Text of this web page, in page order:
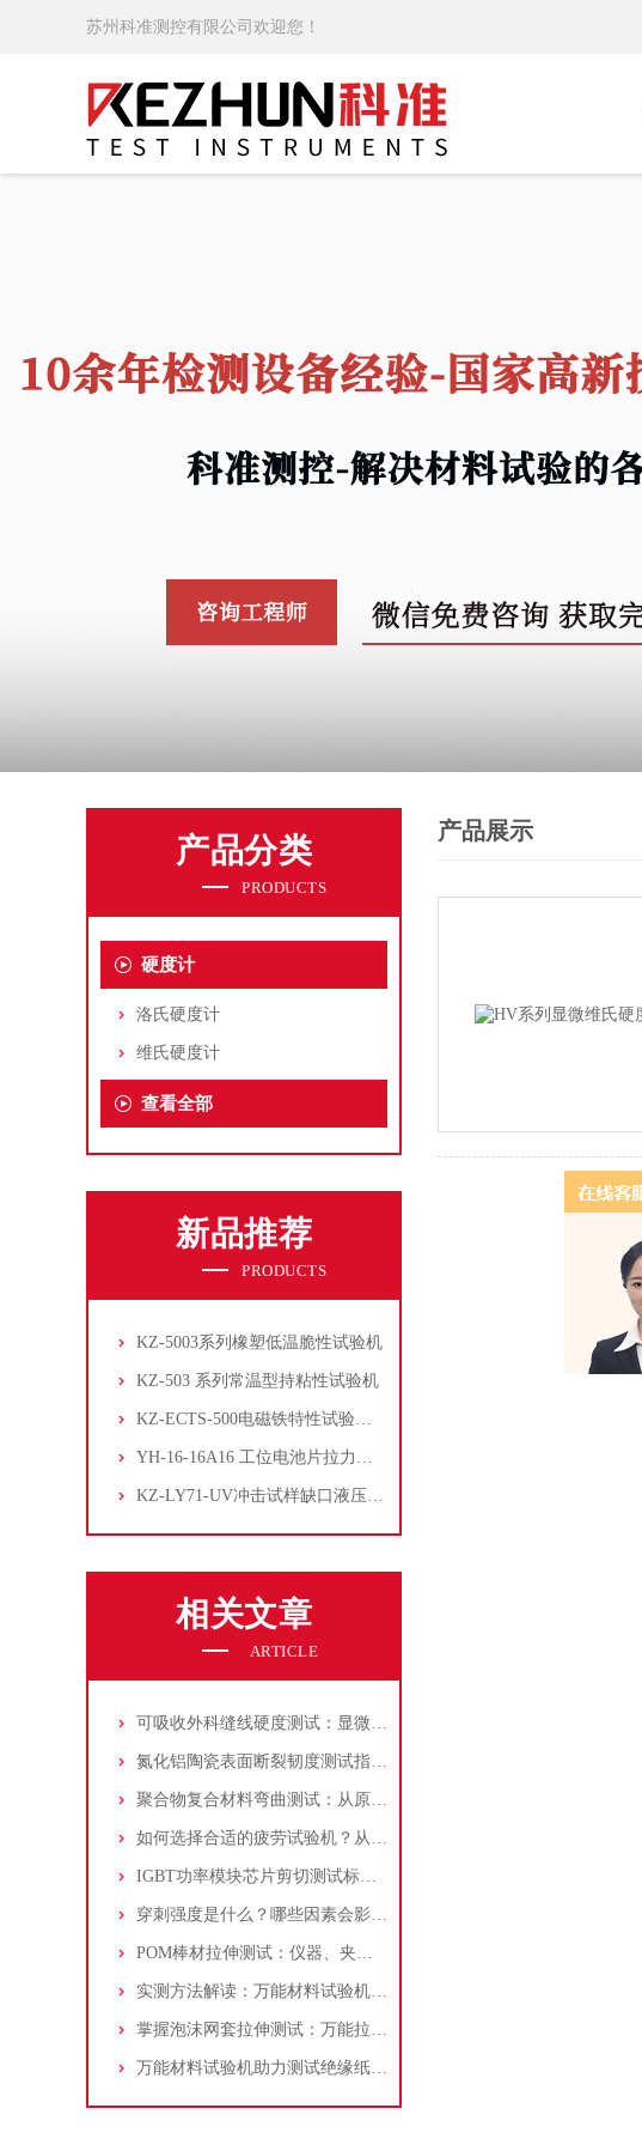
苏州科准测控有限公司欢迎您！
产品分类
PRODUCTS
硬度计
洛氏硬度计
维氏硬度计
查看全部
新品推荐
PRODUCTS
KZ-5003系列橡塑低温脆性试验机
KZ-503 系列常温型持粘性试验机
KZ-ECTS-500电磁铁特性试验系统
YH-16-16A16 工位电池片拉力试验机
KZ-LY71-UV冲击试样缺口液压拉床
相关文章
ARTICLE
可吸收外科缝线硬度测试：显微硬度计的选型与实验方法
氮化铝陶瓷表面断裂韧度测试指南：显微维氏硬度计的应用分析
聚合物复合材料弯曲测试：从原理到标准，材料拉力测试机应用解析！
如何选择合适的疲劳试验机？从载荷、驱动方式到应用领域全面分析
IGBT功率模块芯片剪切测试标准作业程序：从设备校准到结果评估
穿刺强度是什么？哪些因素会影响薄膜的穿刺强度？
POM棒材拉伸测试：仪器、夹具和步骤详解！
实测方法解读：万能材料试验机在正畸弹簧拉伸测试中的应用
掌握泡沫网套拉伸测试：万能拉力试验机选型、操作与结果分析
万能材料试验机助力测试绝缘纸拉伸强度：步骤、标准与常见问题
产品展示